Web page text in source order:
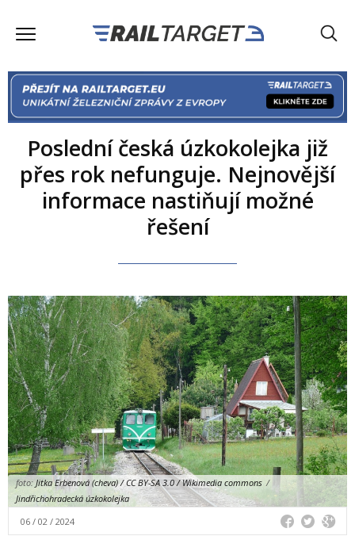
Poslední česká úzkokolejka již
přes rok nefunguje. Nejnovější
informace nastiňují možné
řešení
foto:Jitka Erbenová (cheva) / CC BY-SA 3.0 / Wikimedia commons /
Jindřichohradecká úzkokolejka
06 / 02 / 2024